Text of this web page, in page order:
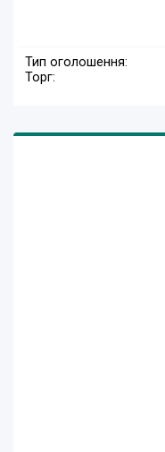
Тип оголошення:
Торг: